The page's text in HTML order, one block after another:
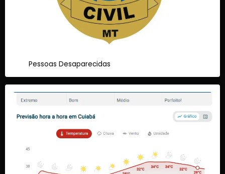
Pessoas Desaparecidas